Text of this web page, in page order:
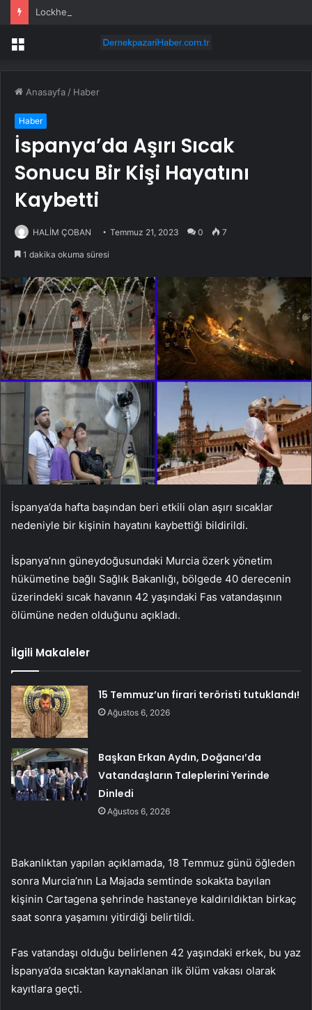
Menü
Anasayfa / Haber
Haber
İspanya’da Aşırı Sıcak
Sonucu Bir Kişi Hayatını
Kaybetti
HALİM ÇOBAN Temmuz 21, 2023 0 7
1 dakika okuma süresi
İspanya’da hafta başından beri etkili olan aşırı sıcaklar
nedeniyle bir kişinin hayatını kaybettiği bildirildi.
İspanya’nın güneydoğusundaki Murcia özerk yönetim
hükümetine bağlı Sağlık Bakanlığı, bölgede 40 derecenin
üzerindeki sıcak havanın 42 yaşındaki Fas vatandaşının
ölümüne neden olduğunu açıkladı.
İlgili Makaleler
15 Temmuz’un firari teröristi tutuklandı!
Ağustos 6, 2026
Başkan Erkan Aydın, Doğancı’da
Vatandaşların Taleplerini Yerinde
Dinledi
Ağustos 6, 2026
Bakanlıktan yapılan açıklamada, 18 Temmuz günü öğleden
sonra Murcia’nın La Majada semtinde sokakta bayılan
kişinin Cartagena şehrinde hastaneye kaldırıldıktan birkaç
saat sonra yaşamını yitirdiği belirtildi.
Fas vatandaşı olduğu belirlenen 42 yaşındaki erkek, bu yaz
İspanya’da sıcaktan kaynaklanan ilk ölüm vakası olarak
kayıtlara geçti.